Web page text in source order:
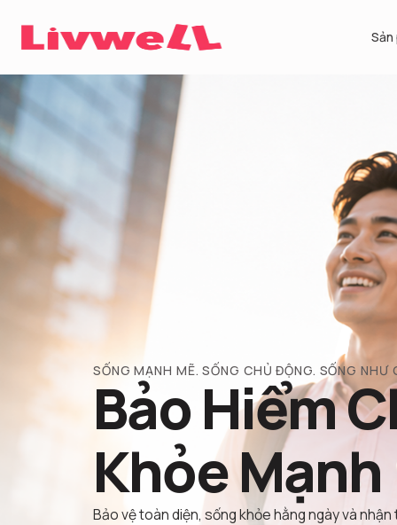
Sản
SỐNG MẠNH MẼ. SỐNG CHỦ ĐỘNG. SỐNG NHƯ
Bảo Hiểm
Khỏe Mạnh
Bảo vệ toàn diện, sống khỏe hằng ngày và